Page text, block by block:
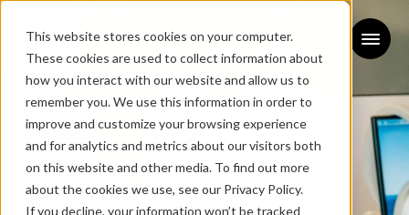
This website stores cookies on your computer.
These cookies are used to collect information about
how you interact with our website and allow us to
remember you. We use this information in order to
improve and customize your browsing experience
and for analytics and metrics about our visitors both
on this website and other media. To find out more
about the cookies we use, see our Privacy Policy.
If you decline, your information won’t be tracked